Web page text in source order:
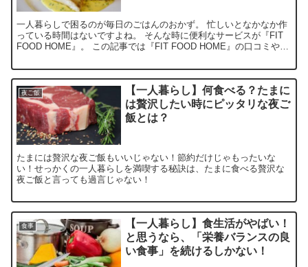
一人暮らしで困るのが毎日のごはんのおかず。 忙しいとなかなか作
っている時間はないですよね。 そんな時に便利なサービスが『FIT
FOOD HOME』。 この記事では『FIT FOOD HOME』の口コミや評
夜ご飯
【一人暮らし】何食べる？たまに
は贅沢したい時にピッタリな夜ご
飯とは？
たまには贅沢な夜ご飯もいいじゃない！節約だけじゃもったいな
い！せっかくの一人暮らしを満喫する秘訣は、たまに食べる贅沢な
夜ご飯と言っても過言じゃない！
食事
【一人暮らし】食生活がやばい！
と思うなら、「栄養バランスの良
い食事」を続けるしかない！